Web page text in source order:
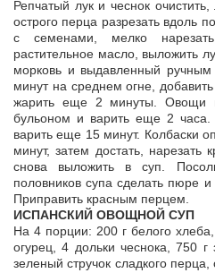
Репчатый лук и чеснок
острого перца разрезать вдоль
с семенами, мелко
растительное масло, выложить
морковь и выдавленный
минут на среднем огне, добавить
жарить еще 2 минуты. Овощи
бульоном и варить еще 2 часа.
варить еще 15 минут. Колбаски
минут, затем достать,
снова выложить в суп.
половников супа сделать пюре
Приправить красным перцем.
ИСПАНСКИЙ ОВОЩНОЙ СУП
На 4 порции: 200 г белого
огурец, 4 дольки чеснока, 750
зеленый стручок сладкого